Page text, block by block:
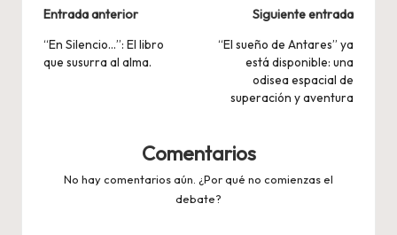
Navegación
de
entradas
Entrada anterior
“En Silencio…”: El libro
que susurra al alma.
Siguiente entrada
“El sueño de Antares” ya
está disponible: una
odisea espacial de
superación y aventura
Comentarios
No hay comentarios aún. ¿Por qué no comienzas el
debate?